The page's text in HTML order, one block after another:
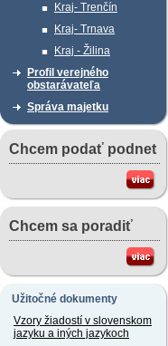
Kraj- Trenčín
Kraj- Trnava
Kraj - Žilina
Profil verejného
obstarávateľa
Správa majetku
Chcem podať podnet
Chcem sa poradiť
Užitočné dokumenty
Vzory žiadostí v slovenskom
jazyku a iných jazykoch